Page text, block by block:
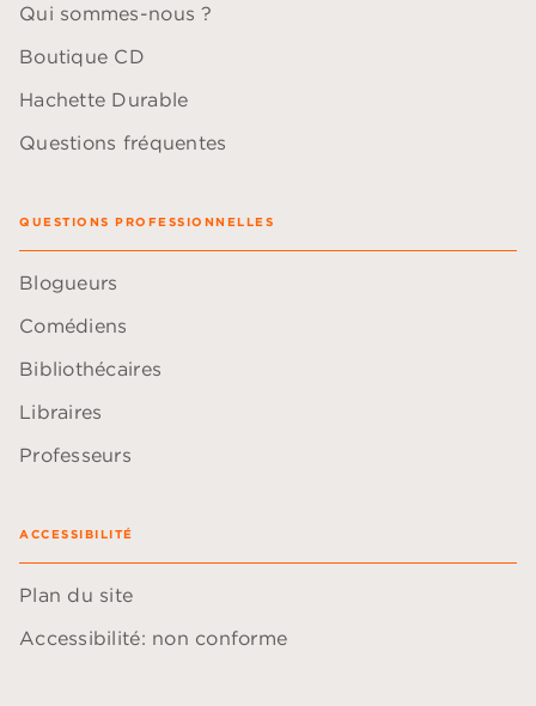
Qui sommes-nous ?
Boutique CD
Hachette Durable
Questions fréquentes
QUESTIONS PROFESSIONNELLES
Blogueurs
Comédiens
Bibliothécaires
Libraires
Professeurs
ACCESSIBILITÉ
Plan du site
Accessibilité: non conforme